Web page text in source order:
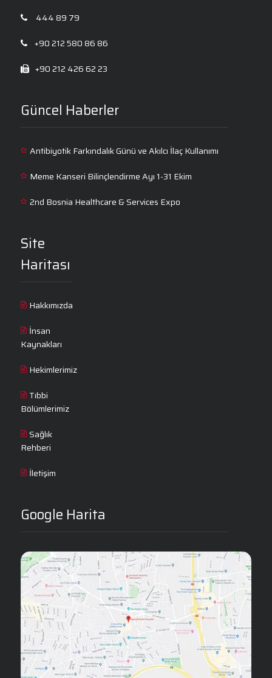
444 89 79
+90 212 580 86 86
+90 212 426 62 23
Güncel Haberler
Antibiyotik Farkındalık Günü ve Akılcı İlaç Kullanımı
Meme Kanseri Bilinçlendirme Ayı 1-31 Ekim
2nd Bosnia Healthcare & Services Expo
Site
Haritası
Hakkımızda
İnsan
Kaynakları
Hekimlerimiz
Tıbbi
Bölümlerimiz
Sağlık
Rehberi
İletişim
Google Harita